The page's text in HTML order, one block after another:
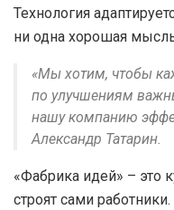
Технология
ни одна хорошая
«Мы хотим, чтобы
по улучшениям
нашу компанию
Александр Татарин.
«Фабрика идей» – это
строят сами